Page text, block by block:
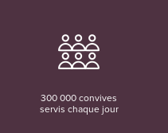
300 000 convives
servis chaque jour